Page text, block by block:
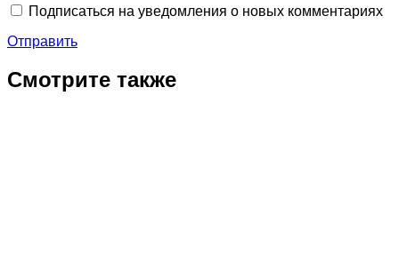
Подписаться на уведомления о новых комментариях
Отправить
Смотрите также